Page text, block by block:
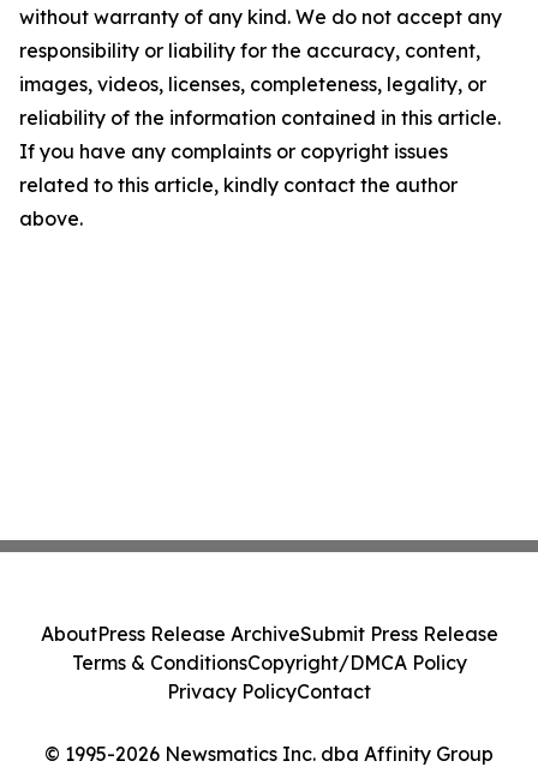
without warranty of any kind. We do not accept any
responsibility or liability for the accuracy, content,
images, videos, licenses, completeness, legality, or
reliability of the information contained in this article.
If you have any complaints or copyright issues
related to this article, kindly contact the author
above.
© 1995-2026 Newsmatics Inc. dba Affinity Group
AboutPress Release ArchiveSubmit Press Release
Terms & ConditionsCopyright/DMCA Policy
Privacy PolicyContact